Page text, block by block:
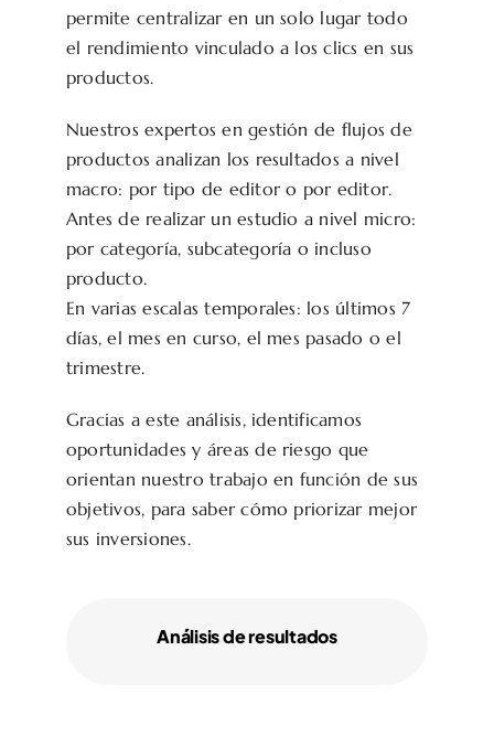
permite centralizar en un solo lugar todo
el rendimiento vinculado a los clics en sus
productos.
Nuestros expertos en gestión de flujos de
productos analizan los resultados a nivel
macro: por tipo de editor o por editor.
Antes de realizar un estudio a nivel micro:
por categoría, subcategoría o incluso
producto.
En varias escalas temporales: los últimos 7
días, el mes en curso, el mes pasado o el
trimestre.
Gracias a este análisis, identificamos
oportunidades y áreas de riesgo que
orientan nuestro trabajo en función de sus
objetivos, para saber cómo priorizar mejor
sus inversiones.
Análisis de resultados